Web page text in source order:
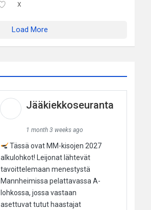
X
Load More
Jääkiekkoseuranta
1 month 3 weeks ago
Tässä ovat MM-kisojen 2027
alkulohkot! Leijonat lähtevät
tavoittelemaan menestystä
Mannheimissa pelattavassa A-
lohkossa, jossa vastaan
asettuvat tutut haastajat